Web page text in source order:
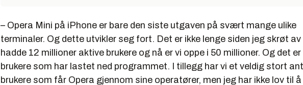
– Opera Mini på iPhone er bare den siste utgaven på svært mange ulike
terminaler. Og dette utvikler seg fort. Det er ikke lenge siden jeg skrøt av
hadde 12 millioner aktive brukere og nå er vi oppe i 50 millioner. Og det
brukere som har lastet ned programmet. I tillegg har vi et veldig stort
brukere som får Opera gjennom sine operatører, men jeg har ikke lov til